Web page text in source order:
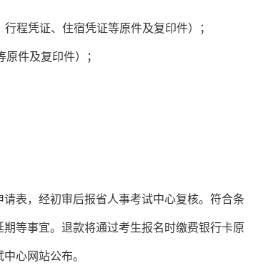
程凭证、住宿凭证等原件及复印件）；
件及复印件）；
表，经初审后报省人事考试中心复核。符合条
等事宜。退款将通过考生报名时缴费银行卡原
心网站公布。